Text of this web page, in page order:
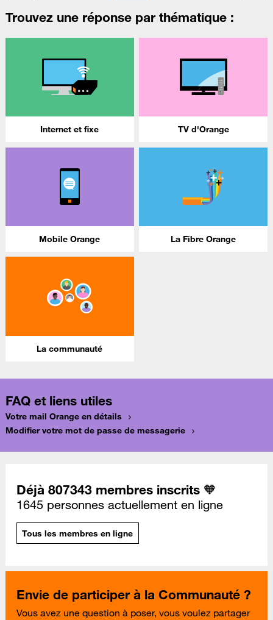
Trouvez une réponse par thématique :
Internet et fixe TV d'Orange
Mobile Orange La Fibre Orange
La communauté
FAQ et liens utiles
Votre mail Orange en détails
Modifier votre mot de passe de messagerie
Déjà 807343 membres inscrits 🧡
1645 personnes actuellement en ligne
Tous les membres en ligne
Envie de participer à la Communauté ?
Vous avez une question à poser, vous voulez partager